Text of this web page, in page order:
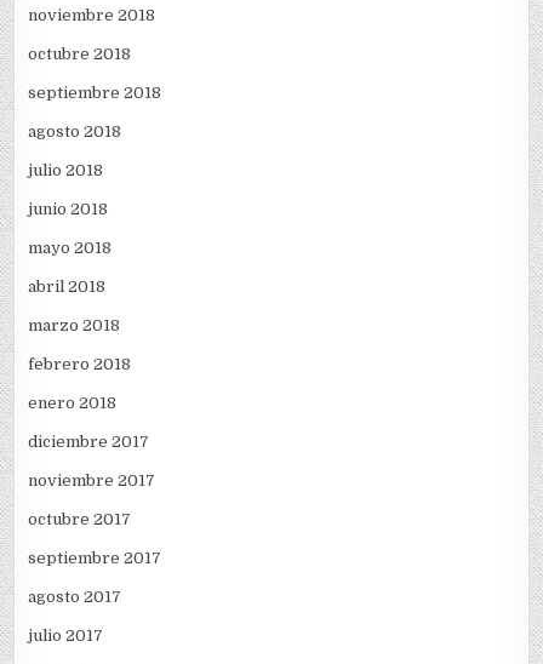
noviembre 2018
octubre 2018
septiembre 2018
agosto 2018
julio 2018
junio 2018
mayo 2018
abril 2018
marzo 2018
febrero 2018
enero 2018
diciembre 2017
noviembre 2017
octubre 2017
septiembre 2017
agosto 2017
julio 2017